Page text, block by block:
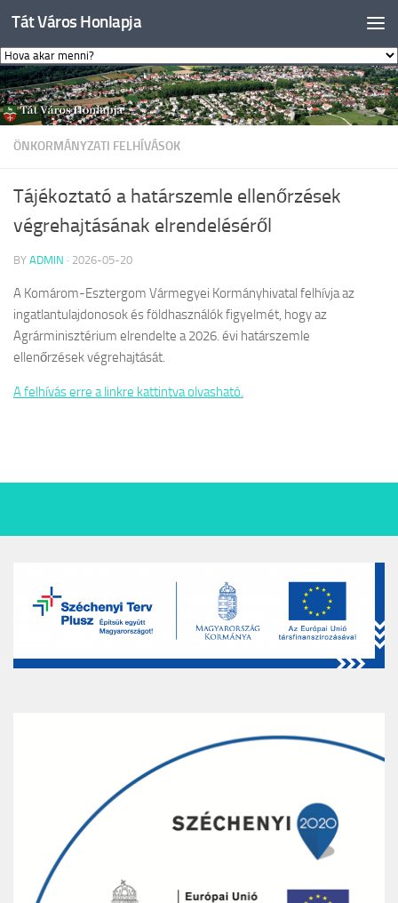
Skip to content
Tát Város Honlapja
ÖNKORMÁNYZATI FELHÍVÁSOK
Tájékoztató a határszemle ellenőrzések
végrehajtásának elrendeléséről
BY ADMIN · 2026-05-20
A Komárom-Esztergom Vármegyei Kormányhivatal felhívja az
ingatlantulajdonosok és földhasználók figyelmét, hogy az
Agrárminisztérium elrendelte a 2026. évi határszemle
ellenőrzések végrehajtását.
A felhívás erre a linkre kattintva olvasható.